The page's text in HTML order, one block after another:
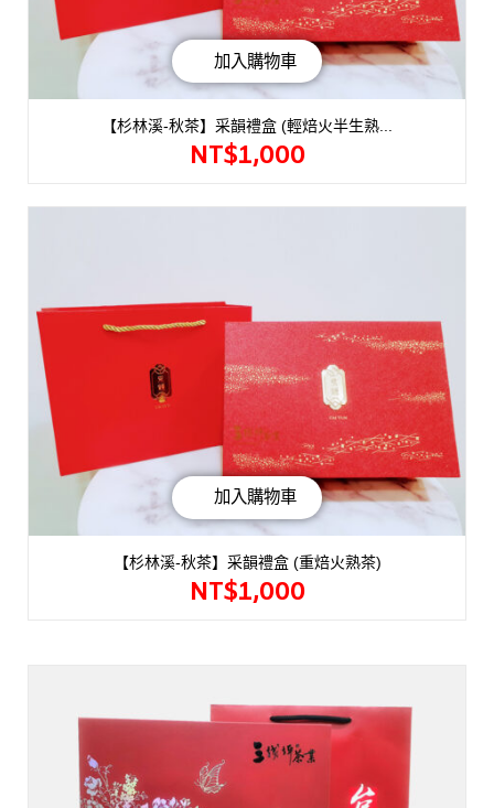
加入購物車
【杉林溪-秋茶】采韻禮盒 (輕焙火半生熟...
NT$1,000
加入購物車
【杉林溪-秋茶】采韻禮盒 (重焙火熟茶)
NT$1,000